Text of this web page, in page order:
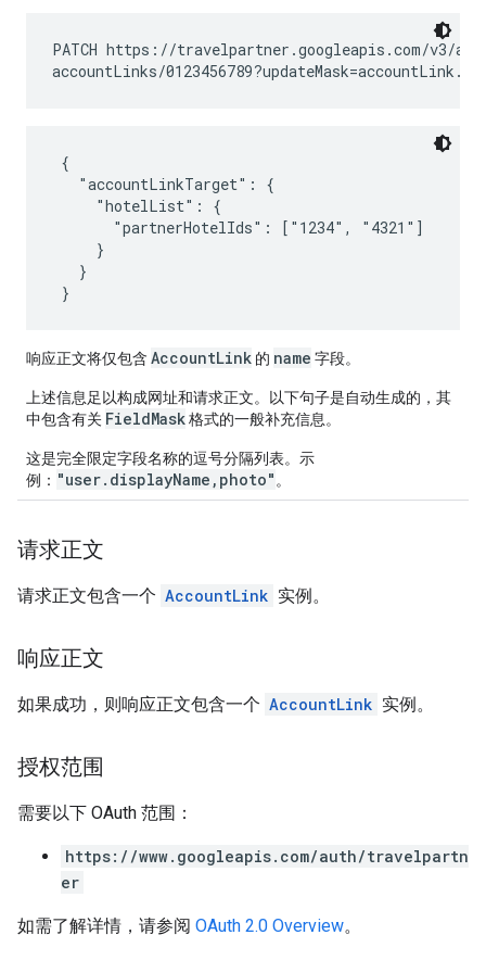
PATCH https://travelpartner.googleapis.com/v3/
{
   "accountLinkTarget": {
     "hotelList": {
       "partnerHotelIds": ["1234", "4321"]
     }
   }
响应正文将仅包含 AccountLink 的 name 字段。
上述信息足以构成网址和请求正文。以下句子是自动生成的，其
中包含有关 FieldMask格式的一般补充信息。
这是完全限定字段名称的逗号分隔列表。示
例： "user.displayName,photo" 。
请求正文
请求正文包含一个 AccountLink 实例。
响应正文
如果成功，则响应正文包含一个 AccountLink 实例。
授权范围
需要以下 OAuth 范围：
https://www.googleapis.com/auth/travelpartn
er
如需了解详情，请参阅 OAuth 2.0 Overview。